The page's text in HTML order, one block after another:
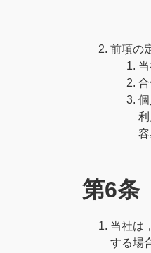
前項の
第6条
当社は
する場